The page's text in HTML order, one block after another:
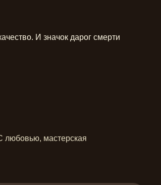
И значок дарог смерти
любовью, мастерская